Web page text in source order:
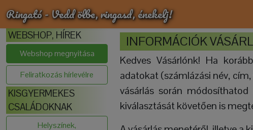
Ringató - Vedd ölbe, ringasd, énekelj!
WEBSHOP, HÍREK
Webshop megnyitása
Feliratkozás hírlevélre
KISGYERMEKES
CSALÁDOKNAK
Helyszínek,
INFORMÁCIÓK
Kedves Vásárlónk! Ha
adatokat (számlázási név,
vásárlás során
kiválasztását követően is